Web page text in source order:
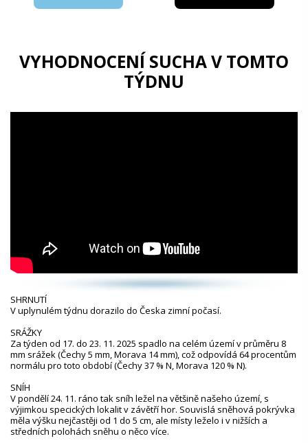
VYHODNOCENÍ SUCHA V TOMTO
TÝDNU
SHRNUTÍ
V uplynulém týdnu dorazilo do Česka zimní počasí.
SRÁŽKY
Za týden od 17. do 23. 11. 2025 spadlo na celém území v průměru 8
mm srážek (Čechy 5 mm, Morava 14 mm), což odpovídá 64 procentům
normálu pro toto období (Čechy 37 % N, Morava 120 % N).
SNÍH
V pondělí 24. 11. ráno tak sníh ležel na většině našeho území, s
výjimkou specifických lokalit v závětří hor. Souvislá sněhová pokrývka
měla výšku nejčastěji od 1 do 5 cm, ale místy leželo i v nižších a
středních polohách sněhu o něco více.